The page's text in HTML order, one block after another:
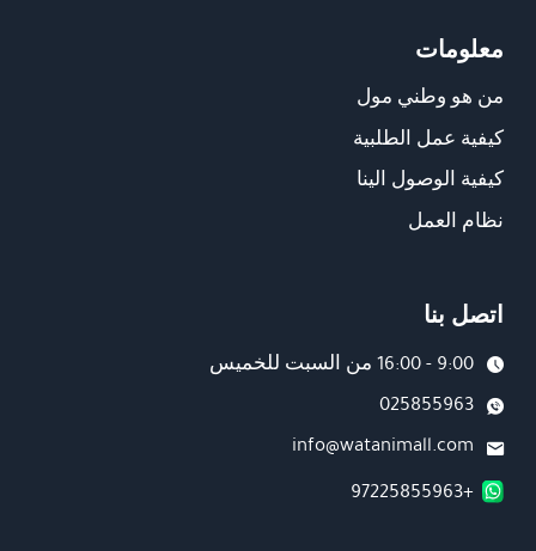
معلومات
من هو وطني مول
كيفية عمل الطلبية
كيفية الوصول الينا
نظام العمل
اتصل بنا
9:00 - 16:00 من السبت للخميس
025855963
info@watanimall.com
+97225855963